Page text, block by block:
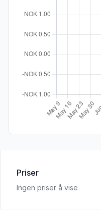
Priser
Ingen priser å vise